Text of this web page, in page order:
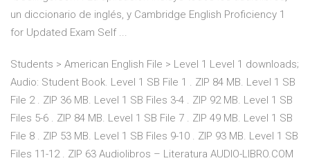
un diccionario de inglés, y Cambridge English Proficiency 1
for Updated Exam Self ...
Students > American English File > Level 1 Level 1 downloads;
Audio: Student Book. Level 1 SB File 1 . ZIP 84 MB. Level 1 SB
File 2 . ZIP 36 MB. Level 1 SB Files 3-4 . ZIP 92 MB. Level 1 SB
Files 5-6 . ZIP 84 MB. Level 1 SB File 7 . ZIP 49 MB. Level 1 SB
File 8 . ZIP 53 MB. Level 1 SB Files 9-10 . ZIP 93 MB. Level 1 SB
Files 11-12 . ZIP 63 Audiolibros – Literatura AUDIO-LIBRO.COM